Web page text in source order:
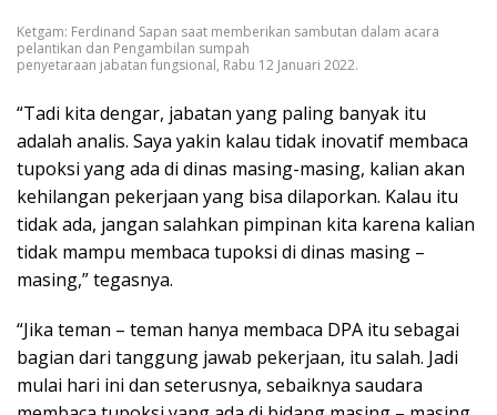
Ketgam: Ferdinand Sapan saat memberikan sambutan dalam acara
pelantikan dan Pengambilan sumpah
penyetaraan jabatan fungsional, Rabu 12 Januari 2022.
“Tadi kita dengar, jabatan yang paling banyak itu
adalah analis. Saya yakin kalau tidak inovatif membaca
tupoksi yang ada di dinas masing-masing, kalian akan
kehilangan pekerjaan yang bisa dilaporkan. Kalau itu
tidak ada, jangan salahkan pimpinan kita karena kalian
tidak mampu membaca tupoksi di dinas masing –
masing,” tegasnya.
“Jika teman – teman hanya membaca DPA itu sebagai
bagian dari tanggung jawab pekerjaan, itu salah. Jadi
mulai hari ini dan seterusnya, sebaiknya saudara